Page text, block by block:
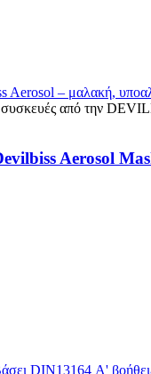
Aerosol